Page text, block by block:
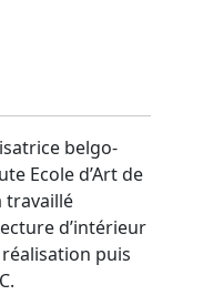
belgo-
Ecole d’Art de
travaillé
d’intérieur
réalisation puis